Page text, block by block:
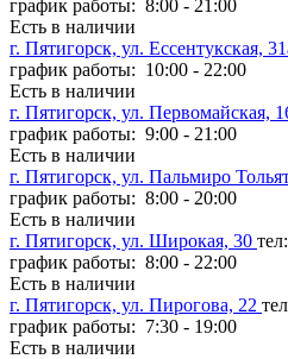
график работы: 8:00 - 21:00
Есть в наличии
г. Пятигорск, ул. Ессентукская,
график работы: 10:00 - 22:00
Есть в наличии
г. Пятигорск, ул. Первомайская,
график работы: 9:00 - 21:00
Есть в наличии
г. Пятигорск, ул. Пальмиро
график работы: 8:00 - 20:00
Есть в наличии
г. Пятигорск, ул. Широкая, 30
график работы: 8:00 - 22:00
Есть в наличии
г. Пятигорск, ул. Пирогова, 22
график работы: 7:30 - 19:00
Есть в наличии